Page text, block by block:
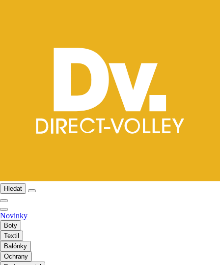
Hledat
Novinky
Boty
Textil
Balónky
Ochrany